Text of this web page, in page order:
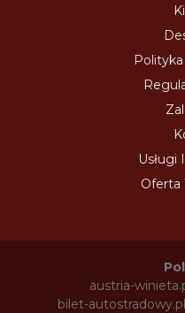
Oferta
austria-
bilet-autostradowy.pl